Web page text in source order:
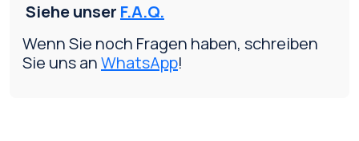
Siehe unser F.A.Q.
Wenn Sie noch Fragen haben, schreiben
Sie uns anWhatsApp!